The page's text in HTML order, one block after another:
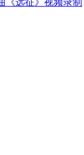
《远征》视频录制